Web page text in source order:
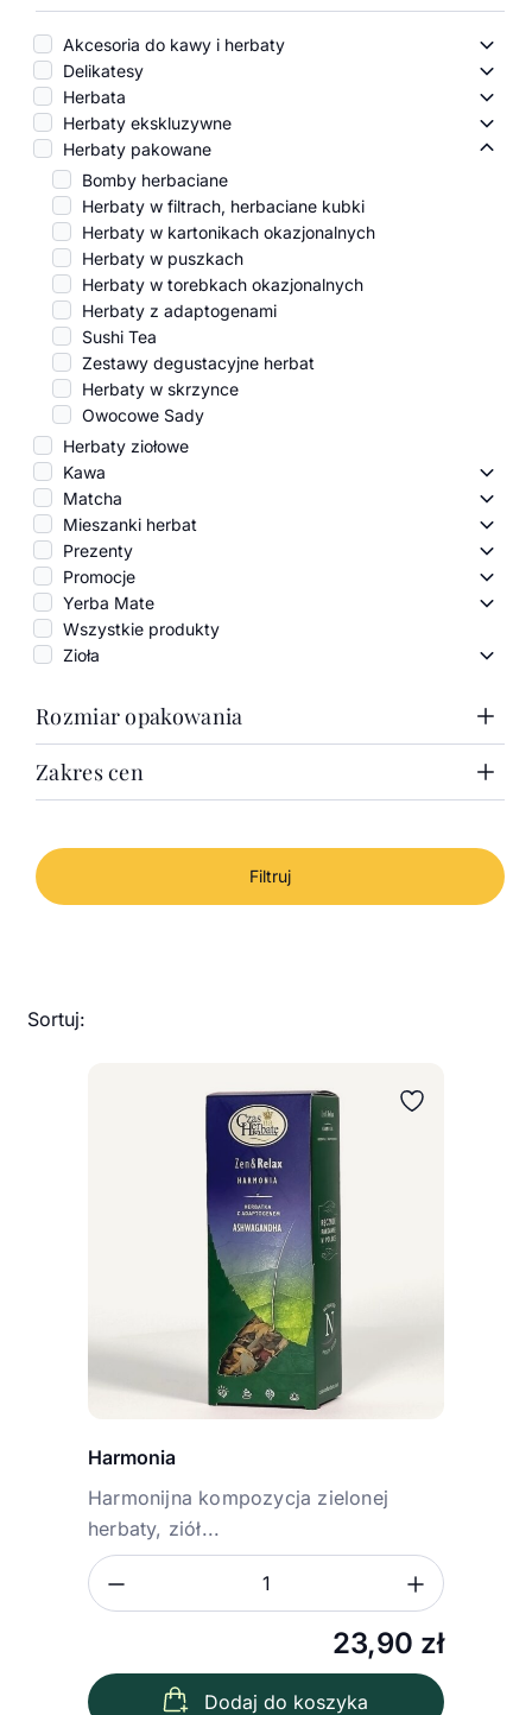
Akcesoria do kawy i herbaty
Delikatesy
Herbata
Herbaty ekskluzywne
Herbaty pakowane
Bomby herbaciane
Herbaty w filtrach, herbaciane kubki
Herbaty w kartonikach okazjonalnych
Herbaty w puszkach
Herbaty w torebkach okazjonalnych
Herbaty z adaptogenami
Sushi Tea
Zestawy degustacyjne herbat
Herbaty w skrzynce
Owocowe Sady
Herbaty ziołowe
Kawa
Matcha
Mieszanki herbat
Prezenty
Promocje
Yerba Mate
Wszystkie produkty
Zioła
Zioła
Rozmiar opakowania
1000g
Zakres cen
Cena minimalna
Od
-
Cena maksymalna
Do
Filtruj
Sortuj:
Harmonia
Harmonijna kompozycja zielonej
herbaty, ziół...
23,90 zł
Zmniejsz ilość
Dodaj do koszyka